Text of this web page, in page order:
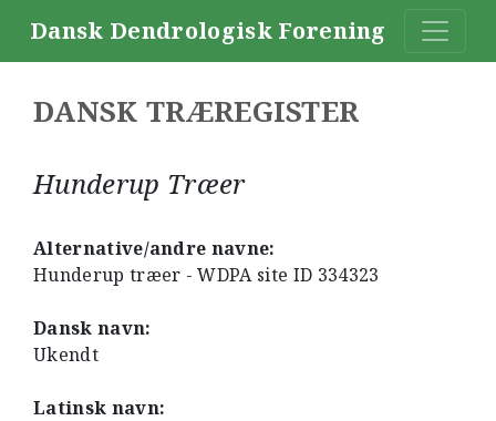
Dansk Dendrologisk Forening
DANSK TRÆREGISTER
Hunderup Træer
Alternative/andre navne:
Hunderup træer - WDPA site ID 334323
Dansk navn:
Ukendt
Latinsk navn: